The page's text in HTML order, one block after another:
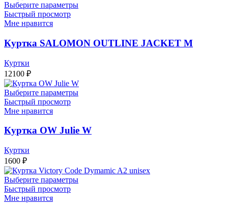
Выберите параметры
Быстрый просмотр
Мне нравится
Куртка SALOMON OUTLINE JACKET M
Куртки
12100 ₽
Выберите параметры
Быстрый просмотр
Мне нравится
Куртка OW Julie W
Куртки
1600 ₽
Выберите параметры
Быстрый просмотр
Мне нравится